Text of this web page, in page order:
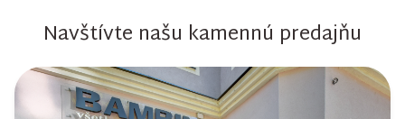
Navštívte našu kamennú predajňu